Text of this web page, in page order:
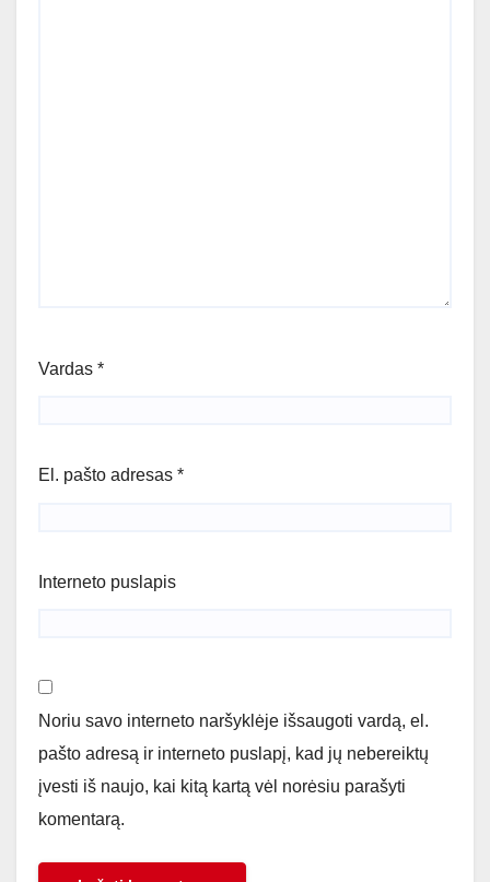
Vardas *
El. pašto adresas *
Interneto puslapis
Noriu savo interneto naršyklėje išsaugoti vardą, el.
pašto adresą ir interneto puslapį, kad jų nebereiktų
įvesti iš naujo, kai kitą kartą vėl norėsiu parašyti
komentarą.